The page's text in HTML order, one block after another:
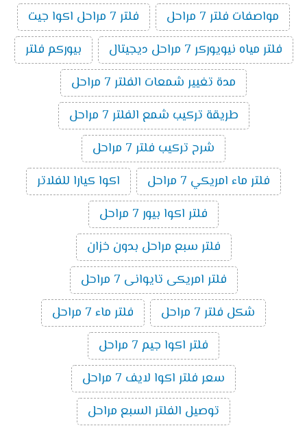
مواصفات فلتر 7 مراحل
فلتر 7 مراحل اكوا جيت
فلتر مياه نيويوركر 7 مراحل ديجيتال
بيوركم فلتر
مدة تغيير شمعات الفلتر 7 مراحل
طريقة تركيب شمع الفلتر 7 مراحل
شرح تركيب فلتر 7 مراحل
فلتر ماء امريكي 7 مراحل
اكوا كيارا للفلاتر
فلتر اكوا بيور 7 مراحل
فلتر سبع مراحل بدون خزان
فلتر امريكى تايوانى 7 مراحل
شكل فلتر 7 مراحل
فلتر ماء 7 مراحل
فلتر اكوا جيم 7 مراحل
سعر فلتر اكوا لايف 7 مراحل
توصيل الفلتر السبع مراحل